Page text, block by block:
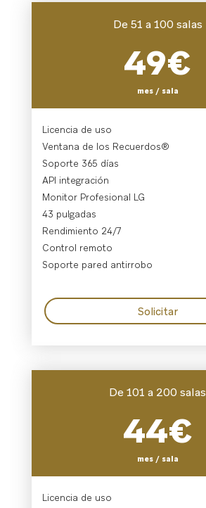
De 51 a 100 salas
49€
mes / sala
Licencia de uso
Ventana de los Recuerdos®
Soporte 365 días
API integración
Monitor Profesional LG
43 pulgadas
Rendimiento 24/7
Control remoto
Soporte pared antirrobo
Solicitar
De 101 a 200 salas
44€
mes / sala
Licencia de uso